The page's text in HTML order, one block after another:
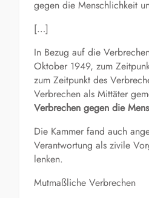
gegen die Menschlichkeit
[…]
In Bezug auf die
Oktober 1949, zum
zum Zeitpunkt des
Verbrechen als Mittäter
Verbrechen gegen die
Die Kammer fand auch
Verantwortung als zivile
lenken.
Mutmaßliche Verbrechen